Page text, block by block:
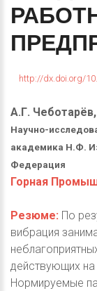
http://dx.doi.org/
А.Г.
Научно-
академика Н.Ф.
Федерация
Горная
Резюме: По
вибрация
действующих
Нормируемые